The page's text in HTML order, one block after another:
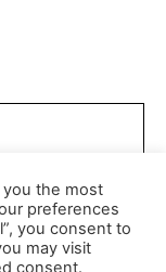
.
the most
preferences
you consent to
may visit
consent.